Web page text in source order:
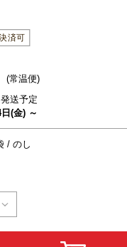
(常温便)
送予定
(金) ～
のし